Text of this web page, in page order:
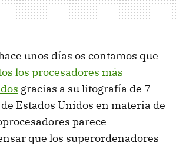
unos días os contamos que
los procesadores más
gracias a su litografía de 7
Estados Unidos en materia de
parece
que los superordenadores